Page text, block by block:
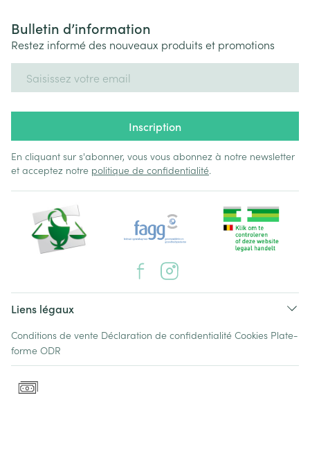
Bulletin d’information
Restez informé des nouveaux produits et promotions
Inscription
En cliquant sur s'abonner, vous vous abonnez à notre newsletter
et acceptez notre politique de confidentialité.
Liens légaux
Conditions de vente Déclaration de confidentialité Cookies Plate-
forme ODR